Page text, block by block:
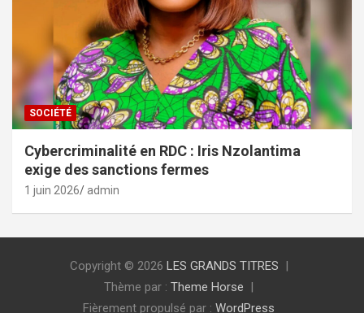
SOCIÉTÉ
Cybercriminalité en RDC : Iris Nzolantima
exige des sanctions fermes
1 juin 2026 admin
Copyright © 2026 LES GRANDS TITRES
Thème par : Theme Horse
Fièrement propulsé par : WordPress